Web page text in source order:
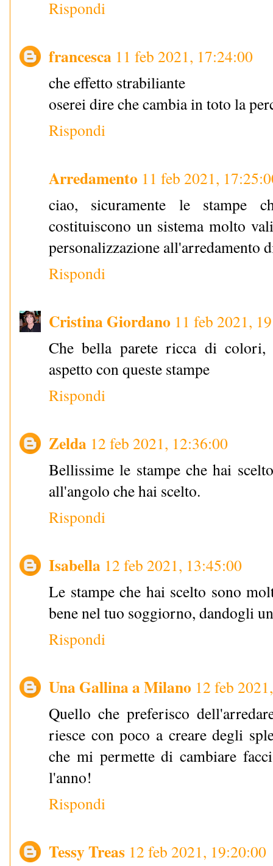
Rispondi
francesca 11 feb 2021, 17:24:00
che effetto strabiliante
oserei dire che cambia in toto la
Rispondi
Arredamento 11 feb 2021,
ciao, sicuramente le stampe
costituiscono un sistema molto
personalizzazione all'arredamento
Rispondi
Cristina Giordano 11 feb 2021,
Che bella parete ricca di colori,
aspetto con queste stampe
Rispondi
Zelda 12 feb 2021, 12:36:00
Bellissime le stampe che hai
all'angolo che hai scelto.
Rispondi
Isabella 12 feb 2021, 13:45:00
Le stampe che hai scelto sono
bene nel tuo soggiorno, dandogli
Rispondi
Una Gallina a Milano 12 feb
Quello che preferisco
riesce con poco a creare degli
che mi permette di cambiare
l'anno!
Rispondi
Tessy Treas 12 feb 2021, 19:20:00